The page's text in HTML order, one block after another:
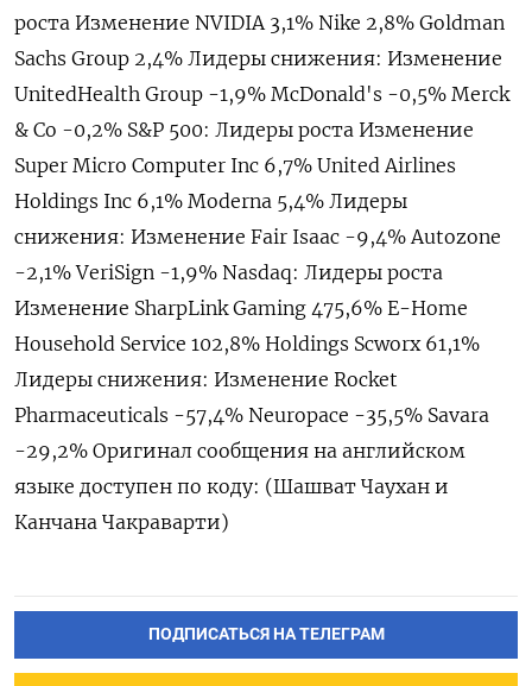
роста Изменение NVIDIA 3,1% Nike 2,8% Goldman
Sachs Group 2,4% Лидеры снижения: Изменение
UnitedHealth Group -1,9% McDonald's -0,5% Merck
& Co -0,2% S&P 500: Лидеры роста Изменение
Super Micro Computer Inc 6,7% United Airlines
Holdings Inc 6,1% Moderna 5,4% Лидеры
снижения: Изменение Fair Isaac -9,4% Autozone
-2,1% VeriSign -1,9% Nasdaq: Лидеры роста
Изменение SharpLink Gaming 475,6% E-Home
Household Service 102,8% Holdings Scworx 61,1%
Лидеры снижения: Изменение Rocket
Pharmaceuticals -57,4% Neuropace -35,5% Savara
-29,2% Оригинал сообщения на английском
языке доступен по коду: (Шашват Чаухан и
Канчана Чакраварти)
ПОДПИСАТЬСЯ НА ТЕЛЕГРАМ